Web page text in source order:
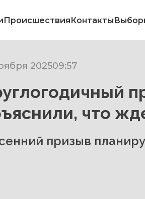
ПроисшествияКонтакты
202509:57
что
призыв